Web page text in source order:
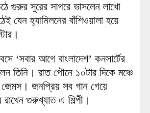
গুরুর সুরের সাগরে ভাসলেন লাখো
যেন হ্যামিলনের বাঁশিওয়ালা হয়ে
‘সবার আগে বাংলাদেশ’ কনসার্টের
তিনি। রাত পৌনে ১০টার দিকে মঞ্চে
জনপ্রিয় সব গান গেয়ে
রাখেন গুরুখ্যাত এ শিল্পী।